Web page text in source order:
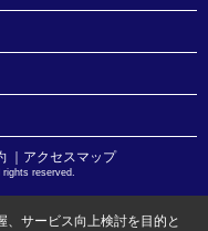
｜アクセスマップ
reserved.
サービス向上検討を目的と